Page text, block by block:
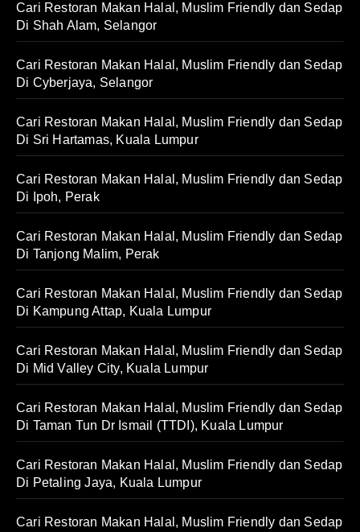
Cari Restoran Makan Halal, Muslim Friendly dan Sedap
Di Shah Alam, Selangor
Cari Restoran Makan Halal, Muslim Friendly dan Sedap
Di Cyberjaya, Selangor
Cari Restoran Makan Halal, Muslim Friendly dan Sedap
Di Sri Hartamas, Kuala Lumpur
Cari Restoran Makan Halal, Muslim Friendly dan Sedap
Di Ipoh, Perak
Cari Restoran Makan Halal, Muslim Friendly dan Sedap
Di Tanjong Malim, Perak
Cari Restoran Makan Halal, Muslim Friendly dan Sedap
Di Kampung Attap, Kuala Lumpur
Cari Restoran Makan Halal, Muslim Friendly dan Sedap
Di Mid Valley City, Kuala Lumpur
Cari Restoran Makan Halal, Muslim Friendly dan Sedap
Di Taman Tun Dr Ismail (TTDI), Kuala Lumpur
Cari Restoran Makan Halal, Muslim Friendly dan Sedap
Di Petaling Jaya, Kuala Lumpur
Cari Restoran Makan Halal, Muslim Friendly dan Sedap